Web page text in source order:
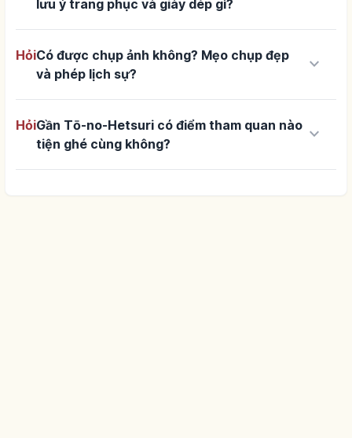
lưu ý trang phục và giày dép gì?
HỏiCó được chụp ảnh không? Mẹo chụp đẹp
và phép lịch sự?
keyboard_arrow_down
HỏiGần Tō-no-Hetsuri có điểm tham quan nào
tiện ghé cùng không?
keyboard_arrow_down